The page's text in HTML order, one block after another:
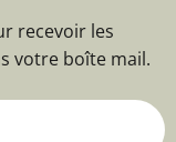
recevoir les
votre boîte mail.